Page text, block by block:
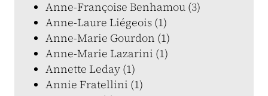
Anne-Françoise Benhamou (3)
Anne-Laure Liégeois (1)
Anne-Marie Gourdon (1)
Anne-Marie Lazarini (1)
Annette Leday (1)
Annie Fratellini (1)